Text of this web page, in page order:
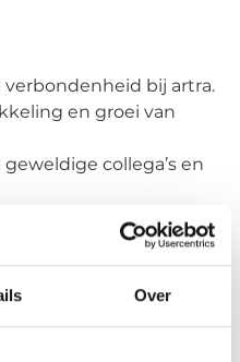
Over
verbondenheid bij artra.
en groei van
collega’s en
bijdragen aan de groei
we het onze collega’s
en verbonden voelt.
die je haalt uit